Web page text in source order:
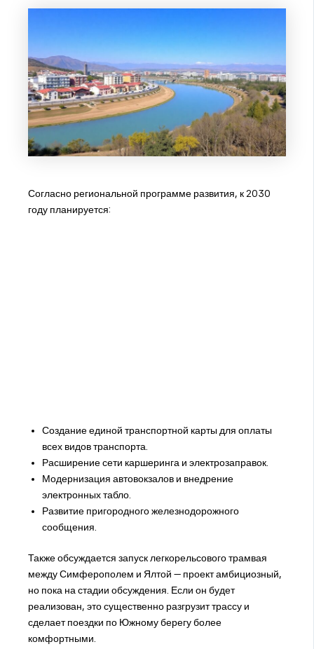
Согласно региональной программе развития, к 2030
году планируется:
Создание единой транспортной карты для оплаты
всех видов транспорта.
Расширение сети каршеринга и электрозаправок.
Модернизация автовокзалов и внедрение
электронных табло.
Развитие пригородного железнодорожного
сообщения.
Также обсуждается запуск легкорельсового трамвая
между Симферополем и Ялтой — проект амбициозный,
но пока на стадии обсуждения. Если он будет
реализован, это существенно разгрузит трассу и
сделает поездки по Южному берегу более
комфортными.